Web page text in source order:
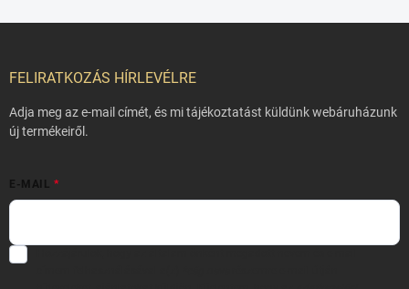
FELIRATKOZÁS HÍRLEVÉLRE
Adja meg az e-mail címét, és mi tájékoztatást küldünk webáruházunk
új termékeiről.
E-MAIL